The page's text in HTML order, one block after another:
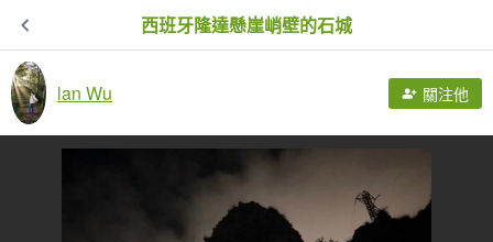
西班牙隆達懸崖峭壁的石城
lan Wu 關注他